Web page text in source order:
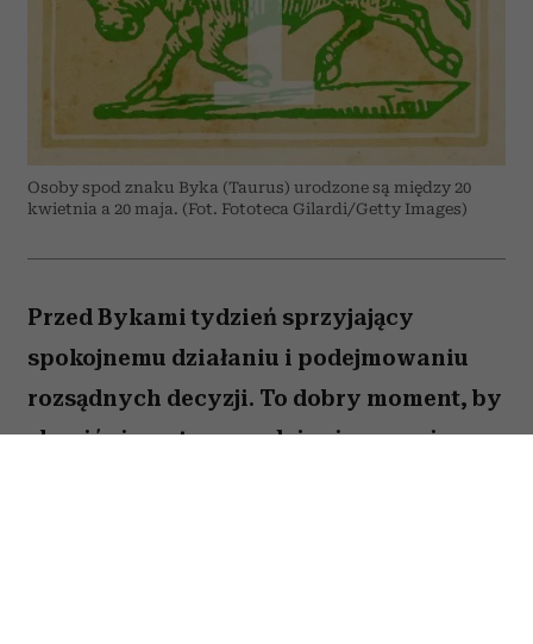
Osoby spod znaku Byka (Taurus) urodzone są między 20
kwietnia a 20 maja. (Fot. Fototeca Gilardi/Getty Images)
Przed Bykami tydzień sprzyjający
spokojnemu działaniu i podejmowaniu
rozsądnych decyzji. To dobry moment, by
skupić się na tym, co daje ci poczucie